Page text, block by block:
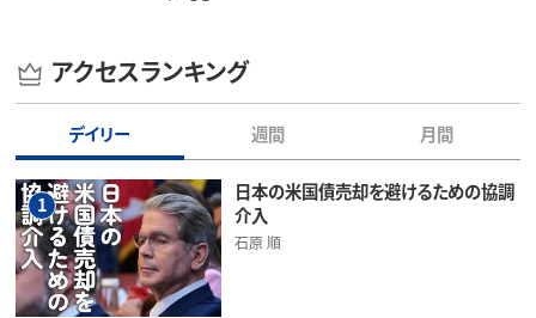
アクセスランキング
デイリー 週間 月間
1
日本の米国債売却を避けるための協調
介入
石原 順